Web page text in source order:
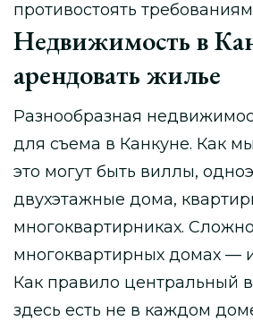
противостоять требованиям
Недвижимость в
арендовать жилье
Разнообразная
для съема в Канкуне. Как
это могут быть виллы,
двухэтажные дома,
многоквартирниках.
многоквартирных домах —
Как правило центральный
здесь есть не в каждом